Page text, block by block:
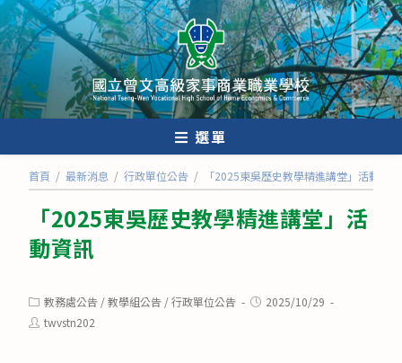
跳
轉
至
主
要
內
選單
首頁 / 最新消息 / 行政單位公告 / 「2025東吳歷史教學精進講堂」活動資訊
「2025東吳歷史教學精進講堂」活
動資訊
Post
category:
教務處公告 /教學組公告 /行政單位公告
Post2025/10/29
Posttwvstn202